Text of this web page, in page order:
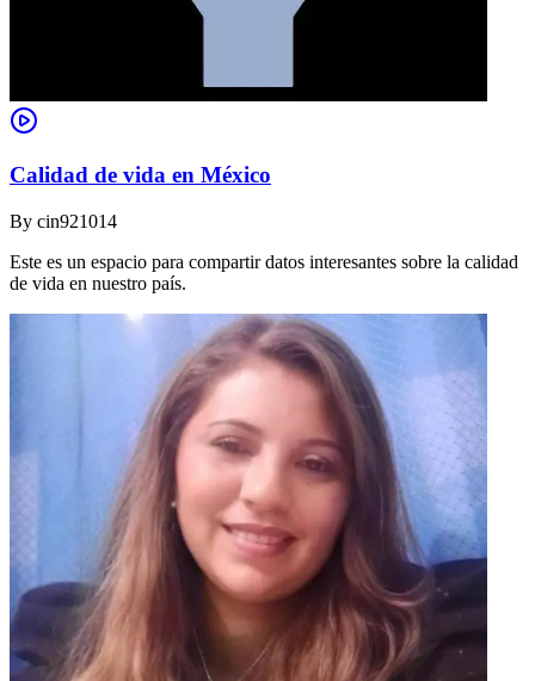
Calidad de vida en México
By cin921014
Este es un espacio para compartir datos interesantes sobre la calidad
de vida en nuestro país.